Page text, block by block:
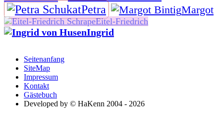
Petra Margot
Eitel-Friedrich
Ingrid
Seitenanfang
SiteMap
Impressum
Kontakt
Gästebuch
Developed by © HaKenn 2004 - 2026